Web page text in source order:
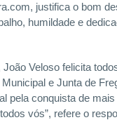
justifica o bom
humildade e
Veloso felicita
e Junta de
pela conquista de
vós”, refere o